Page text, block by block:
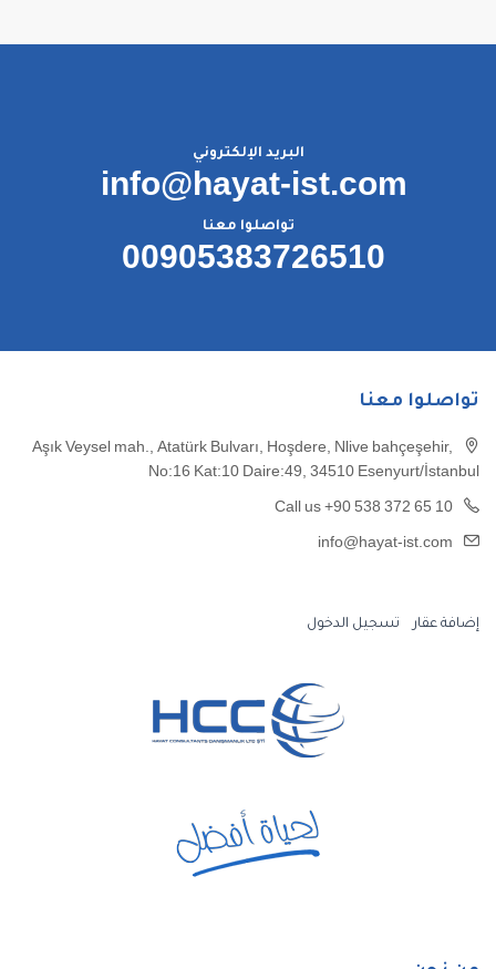
البريد الإلكتروني
info@hayat-ist.com
تواصلوا معنا
00905383726510
تواصلوا معنا
Aşık Veysel mah., Atatürk Bulvarı, Hoşdere, Nlive bahçeşehir,
No:16 Kat:10 Daire:49, 34510 Esenyurt/İstanbul
Call us +90 538 372 65 10
info@hayat-ist.com
إضافة عقار تسجيل الدخول